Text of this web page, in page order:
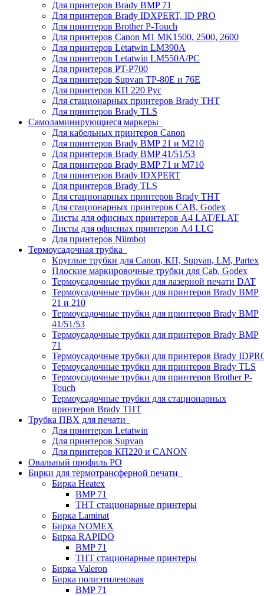
Для принтеров Brady BMP 71
Для принтеров Brady IDXPERT, ID PRO
Для принтеров Brother P-Touch
Для принтеров Canon M1 MK1500, 2500, 2600
Для принтеров Letatwin LM390A
Для принтеров Letatwin LM550A/PC
Для принтеров PT-P700
Для принтеров Supvan TP-80E и 76E
Для принтеров КП 220 Рус
Для стационарных принтеров Brady THT
Для принтеров Brady TLS
Самоламинирующиеся маркеры
Для кабельных принтеров Canon
Для принтеров Brady BMP 21 и M210
Для принтеров Brady BMP 41/51/53
Для принтеров Brady BMP 71 и M710
Для принтеров Brady IDXPERT
Для принтеров Brady TLS
Для стационарных принтеров Brady THT
Для стационарных принтеров CAB, Godex
Листы для офисных принтеров А4 LAT/ELAT
Листы для офисных принтеров А4 LLC
Для принтеров Niimbot
Термоусадочная трубка
Круглые трубки для Canon, КП, Supvan, LM, Partex
Плоские маркировочные трубки для Cab, Godex
Термоусадочные трубки для лазерной печати DAT
Термоусадочные трубки для принтеров Brady BMP
21 и 210
Термоусадочные трубки для принтеров Brady BMP
41/51/53
Термоусадочные трубки для принтеров Brady BMP
71
Термоусадочные трубки для принтеров Brady
Термоусадочные трубки для принтеров Brady TLS
Термоусадочные трубки для принтеров Brother P-
Touch
Термоусадочные трубки для стационарных
принтеров Brady THT
Трубка ПВХ для печати
Для принтеров Letatwin
Для принтеров Supvan
Для принтеров КП220 и CANON
Овальный профиль PO
Бирки для термотрансферной печати
Бирка Heatex
BMP 71
THT стационарные принтеры
Бирка Laminat
Бирка NOMEX
Бирка RAPIDO
BMP 71
THT стационарные принтеры
Бирка Valeron
Бирка полиэтиленовая
BMP 71